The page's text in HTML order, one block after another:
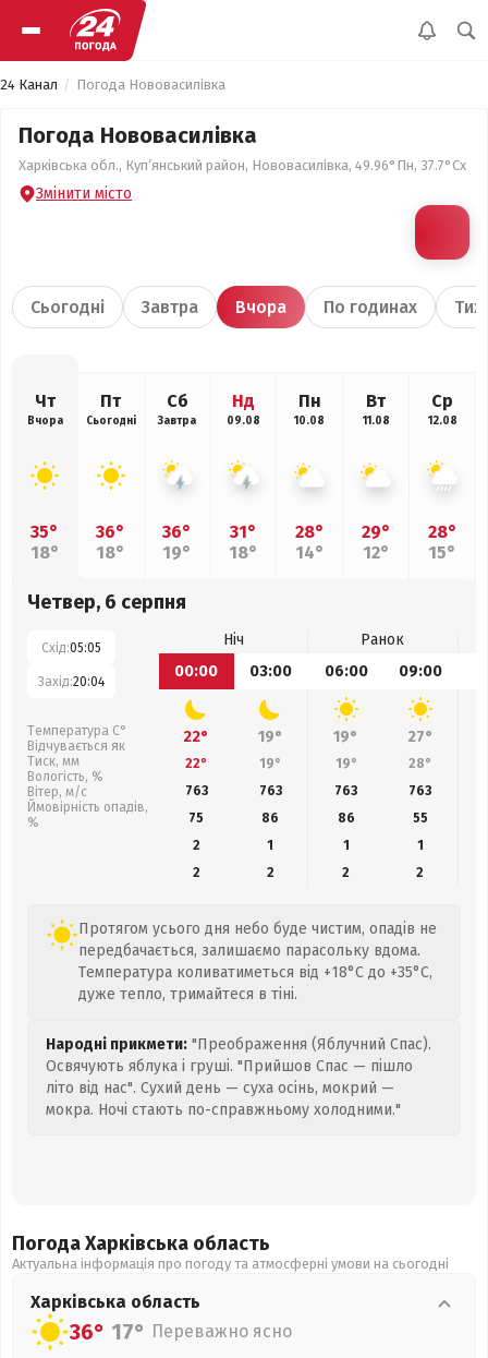
24 Канал Погода Нововасилівка
Погода Нововасилівка
Харківська обл., Куп’янський район, Нововасилівка, 49.96°Пн, 37.7°Сх
Змінити місто
Сьогодні Завтра Вчора По годинах
Чт
Вчора
35°
18°
Пт
Сьогодні
36°
18°
Сб
Завтра
36°
19°
Нд
09.08
31°
18°
Пн
10.08
28°
14°
Вт
11.08
29°
12°
Ср
12.08
28°
15°
Четвер, 6 серпня
Схід:05:05
Захід:20:04
Температура С°
Відчувається як
Тиск, мм
Вологість, %
Вітер, м/с
Ймовірність опадів,
%
Ніч
Ранок
00:00
03:00 06:00 09:00
22° 19° 19° 27°
22° 19° 19° 28°
763
763 763 763
75
86 86 55
2
1 1
1
2
2 2 2
Протягом усього дня небо буде чистим, опадів не
передбачається, залишаємо парасольку вдома.
Температура коливатиметься від +18°C до +35°C,
дуже тепло, тримайтеся в тіні.
Народні прикмети: "Преображення (Яблучний Спас).
Освячують яблука і груші. "Прийшов Спас — пішло
літо від нас". Сухий день — суха осінь, мокрий —
мокра. Ночі стають по-справжньому холодними."
Погода Харківська область
Актуальна інформація про погоду та атмосферні умови на сьогодні
Харківська область
36° 17° Переважно ясно